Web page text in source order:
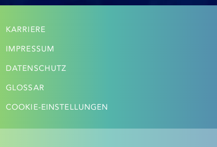
KARRIERE
IMPRESSUM
DATENSCHUTZ
GLOSSAR
COOKIE-EINSTELLUNGEN